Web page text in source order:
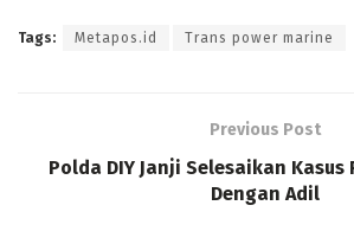
Tags: Metapos.id Trans power marine
Previous Post
Polda DIY Janji Selesaikan
Dengan Adil